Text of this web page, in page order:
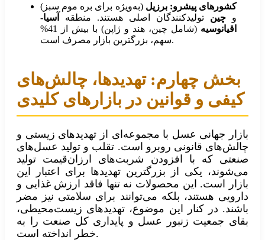
کشورهای پیشرو: برزیل (به‌ویژه برای بره موم سبز)
و چین تولیدکنندگان اصلی هستند. منطقه
آسیا-
اقیانوسیه
(شامل چین، هند و ژاپن) با بیش از 41%
سهم، بزرگترین بازار مصرف است.
بخش چهارم: تهدیدها، چالش‌های
کیفی و قوانین در بازارهای کلیدی
بازار جهانی عسل با مجموعه‌ای از تهدیدهای زیستی و
چالش‌های قانونی روبرو است. تقلب و تولید عسل‌های
صنعتی که با افزودن شربت‌های ارزان‌قیمت تولید
می‌شوند، یکی از بزرگترین تهدیدها برای اعتبار این
بازار است. این محصولات نه تنها فاقد ارزش غذایی و
دارویی هستند، بلکه می‌توانند برای سلامتی نیز مضر
باشند. در کنار این موضوع، تهدیدهای زیست‌محیطی،
بقای جمعیت زنبور عسل و پایداری کل صنعت را به
خطر انداخته است.